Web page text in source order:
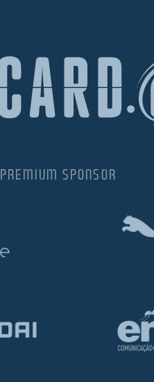
PREMIUM SPONSOR